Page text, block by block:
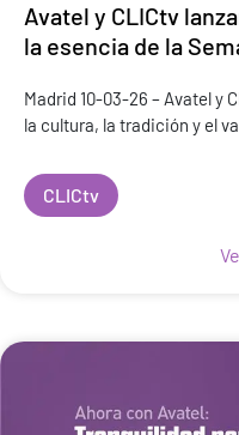
Avatel y CLICtv
la esencia de la
de marzo
Madrid 10-03-26 – Avatel y
la cultura, la tradición y el
estrenará e
CLICtv